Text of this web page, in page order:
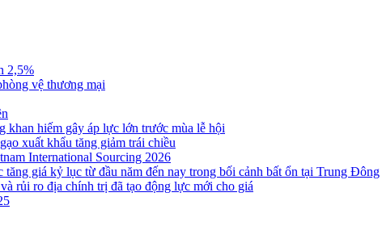
2,5%
vệ thương mại
hiếm gây áp lực lớn trước mùa lễ hội
xuất khẩu tăng giảm trái chiều
International Sourcing 2026
giá kỷ lục từ đầu năm đến nay trong bối cảnh bất ổn tại Trung Đông
rủi ro địa chính trị đã tạo động lực mới cho giá